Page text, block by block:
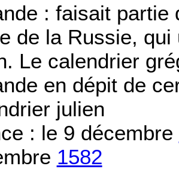
: faisait partie
de la Russie,
Le calendrier
en dépit de
julien
: le 9 décembre
1582